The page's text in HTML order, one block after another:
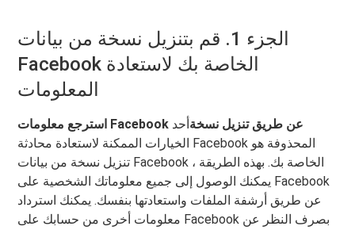
الجزء 1. قم بتنزيل نسخة من بيانات
Facebook الخاصة بك لاستعادة
المعلومات
استرجع معلومات Facebook عن طريق تنزيل نسخة أحد
الخيارات الممكنة لاستعادة محادثة Facebook المحذوفة هو
تنزيل نسخة من بيانات Facebook الخاصة بك. بهذه الطريقة ،
يمكنك الوصول إلى جميع معلوماتك الشخصية على Facebook
عن طريق أرشفة الملفات واستعادتها بنفسك. يمكنك استرداد
معلومات أخرى من حسابك على Facebook بصرف النظر عن